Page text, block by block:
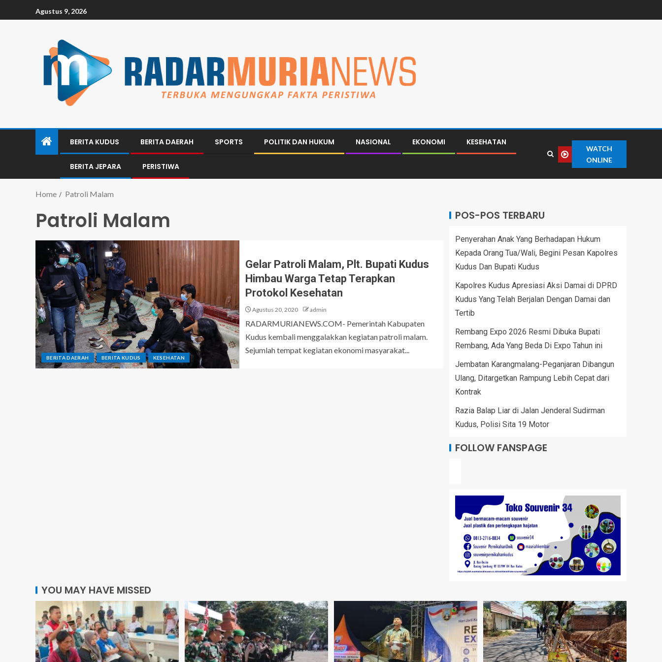
Agustus 9, 2026
BERITA KUDUS BERITA DAERAH SPORTS POLITIK DAN HUKUM NASIONAL EKONOMI KESEHATAN
BERITA JEPARA PERISTIWA
WATCH
ONLINE
Home Patroli Malam
Patroli Malam
BERITA DAERAH BERITA KUDUS KESEHATAN
Gelar Patroli Malam, Plt. Bupati Kudus
Himbau Warga Tetap Terapkan
Protokol Kesehatan
Agustus 20, 2020 admin
RADARMURIANEWS.COM- Pemerintah Kabupaten
Kudus kembali menggalakkan kegiatan patroli malam.
Sejumlah tempat kegiatan ekonomi masyarakat...
POS-POS TERBARU
Penyerahan Anak Yang Berhadapan Hukum
Kepada Orang Tua/Wali, Begini Pesan Kapolres
Kudus Dan Bupati Kudus
Kapolres Kudus Apresiasi Aksi Damai di DPRD
Kudus Yang Telah Berjalan Dengan Damai dan
Tertib
Rembang Expo 2026 Resmi Dibuka Bupati
Rembang, Ada Yang Beda Di Expo Tahun ini
Jembatan Karangmalang-Peganjaran Dibangun
Ulang, Ditargetkan Rampung Lebih Cepat dari
Kontrak
Razia Balap Liar di Jalan Jenderal Sudirman
Kudus, Polisi Sita 19 Motor
FOLLOW FANSPAGE
YOU MAY HAVE MISSED